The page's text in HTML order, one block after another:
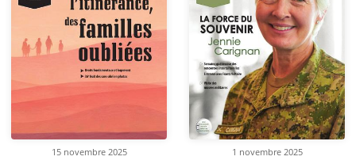
15 novembre 2025 1 novembre 2025